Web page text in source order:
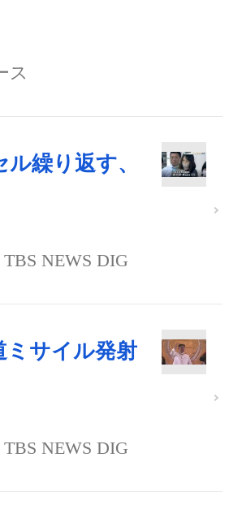
ス
繰り返す、
TBS NEWS DIG
ミサイル発射
TBS NEWS DIG